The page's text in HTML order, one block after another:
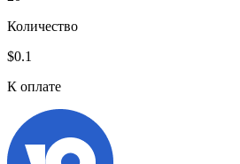
Количество
$0.1
К оплате